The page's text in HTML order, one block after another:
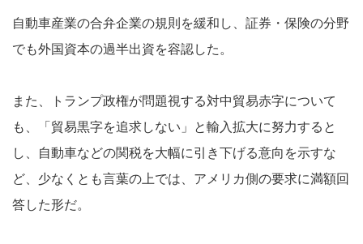
自動車産業の合弁企業の規則を緩和し、証券・保険の分野
でも外国資本の過半出資を容認した。
また、トランプ政権が問題視する対中貿易赤字について
も、「貿易黒字を追求しない」と輸入拡大に努力すると
し、自動車などの関税を大幅に引き下げる意向を示すな
ど、少なくとも言葉の上では、アメリカ側の要求に満額回
答した形だ。